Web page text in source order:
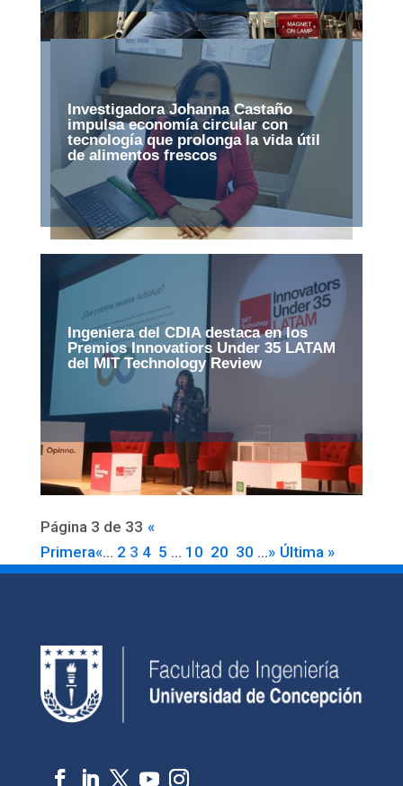
Investigadora Johanna Castaño
impulsa economía circular con
tecnología que prolonga la vida útil
de alimentos frescos
Ingeniera del CDIA destaca en los
Premios Innovatiors Under 35 LATAM
del MIT Technology Review
Página 3 de 33 «
Primera«... 2 3 4 5 ... 10 20 30 ...» Última »